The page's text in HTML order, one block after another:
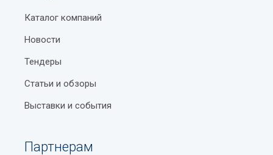
Каталог компаний
Новости
Тендеры
Статьи и обзоры
Выставки и события
Партнерам